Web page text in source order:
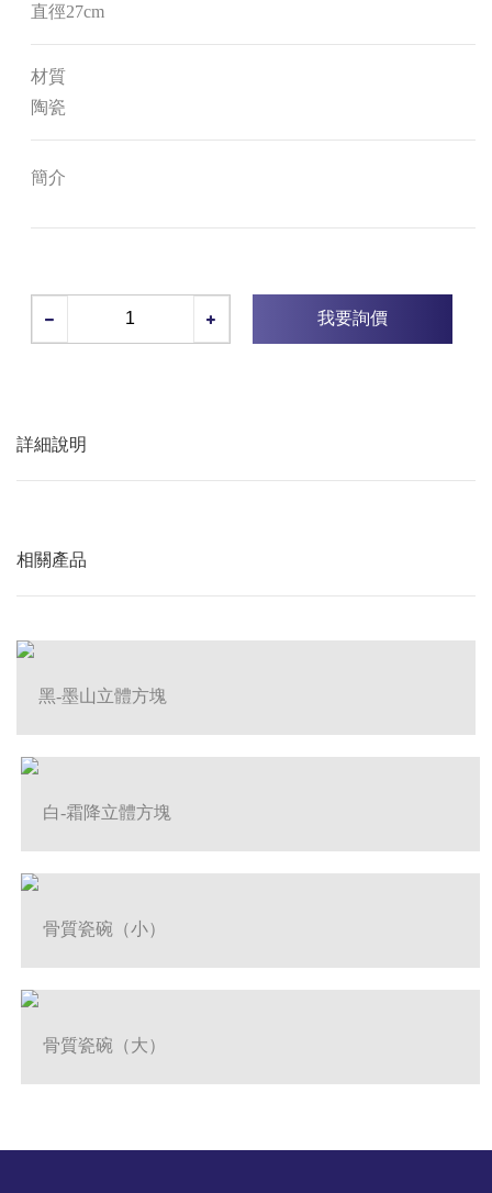
直徑27cm
材質
陶瓷
簡介
我要詢價
詳細說明
相關產品
黑-墨山立體方塊
白-霜降立體方塊
骨質瓷碗（小）
骨質瓷碗（大）